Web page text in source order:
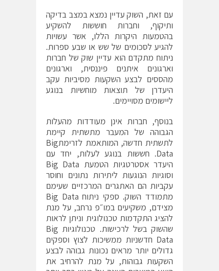
עם זאת, השוק עדיין נמצא במצב בדיקה
ותיקוף, וחברות חוששות להשקיע
בהטמעות היקרות הללו, אשר עשויות
להגיע לסכומים של שש או שבע ספרות.
ניתוח מתקדם הוא עדיין שוק של חברות
וארגונים איתנים פיננסית, וארגונים
מהססים לבצע השקעות מסיביות עקב
היעדרן של תוצאות מוחשיות בנוגע
ליישומים מסויימים.
בנוסף, חברות אינן מעודדות מהעלות
הגבוהה של המעבר מתשתית קיימת
לתשתית חדשה, המותאמת לזרימתBig
Data. חששות בנוגע לעלות, יחד עם
היעדר אסטרטגיות הטמעת Big Data
וסוגיות הנוגעות ליתירות נתונים וחוסר
עקביות הם האתגרים המרכזיים שעימם
מתמודד השוק. ספקי ניתוח Big Data
מצידם, משקיעים במו״פ נרחב, על מנת
להציג התקדמות טכנולוגית וניתן לראות
שהשוק בשל לרכישות. טכנולוגיות Big
Data חדשניות ממשיכות לצוץ וספקים
גדולים יותר מראים נכונות גבוהה לבצע
השקעות גבוהות, על מנת להרחיב את